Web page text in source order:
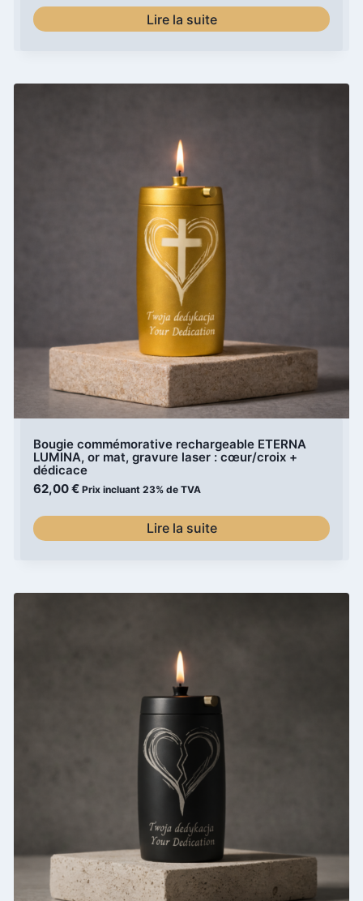
Lire la suite
Bougie commémorative rechargeable ETERNA
LUMINA, or mat, gravure laser : cœur/croix +
dédicace
62,00€ Prix incluant 23% de TVA
Lire la suite